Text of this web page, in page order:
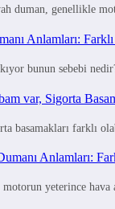
duman, genellikle
Anlamları:
bunun sebebi
var, Sigorta
basamakları farklı
Anlamları:
yeterince hava